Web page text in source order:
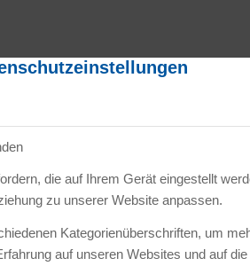
die auf Ihrem Gerät eingestellt
zu unserer Website anpassen.
Kategorienüberschriften, um
auf unseren Websites und auf